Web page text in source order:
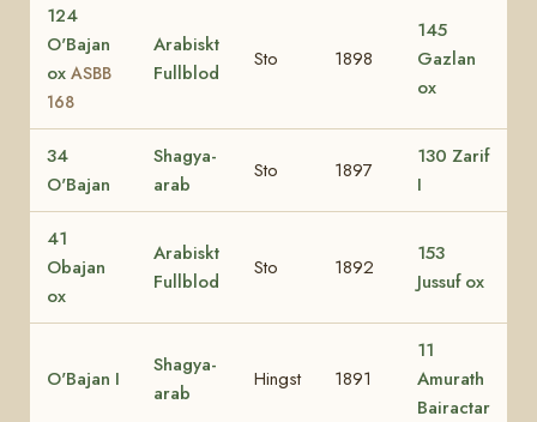
124
O'Bajan
ox ASBB
168
Arabiskt
Fullblod
Sto 1898
145
Gazlan
ox
34
O'Bajan
Shagya-
arab
Sto 1897
130 Zarif
I
41
Obajan
ox
Arabiskt
Fullblod
Sto 1892
153
Jussuf ox
O'Bajan I
Shagya-
arab
Hingst 1891
11
Amurath
Bairactar